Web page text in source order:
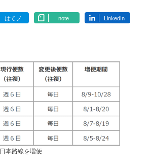
はてブ note LinkedIn
本路線を増便